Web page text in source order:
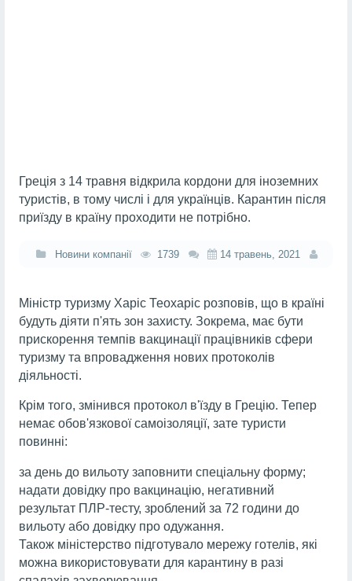
Греція з 14 травня відкрила кордони для іноземних
туристів, в тому числі і для українців. Карантин після
приїзду в країну проходити не потрібно.
Новини компанії 1739 14 травень, 2021
Міністр туризму Харіс Теохаріс розповів, що в країні
будуть діяти п'ять зон захисту. Зокрема, має бути
прискорення темпів вакцинації працівників сфери
туризму та впровадження нових протоколів
діяльності.
Крім того, змінився протокол в'їзду в Грецію. Тепер
немає обов'язкової самоізоляції, зате туристи
повинні:
за день до вильоту заповнити спеціальну форму;
надати довідку про вакцинацію, негативний
результат ПЛР-тесту, зроблений за 72 години до
вильоту або довідку про одужання.
Також міністерство підготувало мережу готелів, які
можна використовувати для карантину в разі